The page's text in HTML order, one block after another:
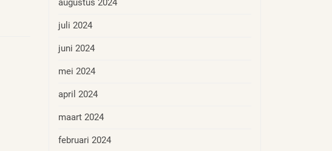
augustus 2024
juli 2024
juni 2024
mei 2024
april 2024
maart 2024
februari 2024